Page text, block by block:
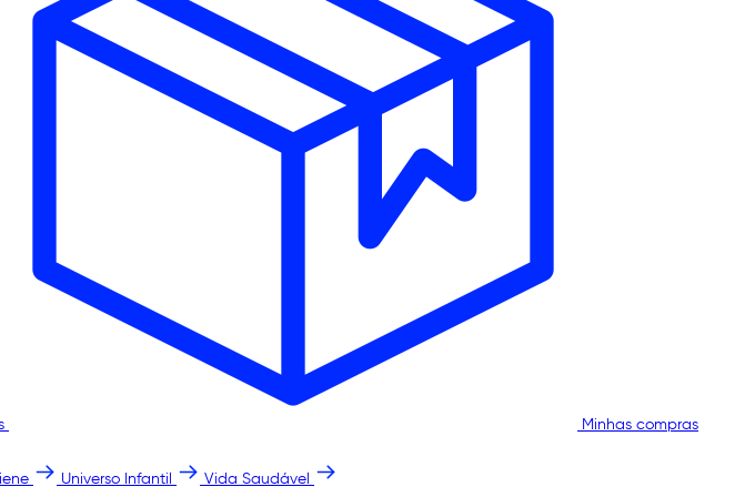
Minhas compras
Universo Infantil Vida Saudável